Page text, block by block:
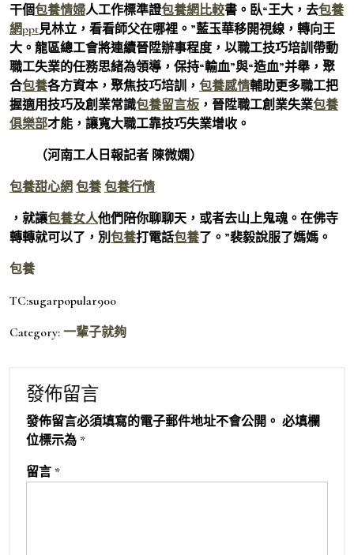
干個包養情婦人工作標準證包養網比較書。臥“王大，去包養
網ppt見林立，看看師父在哪裡。”藍玉華移開視線，轉向王
大。龍區總工會將連續晉陞辦事程度，以職工技巧培訓帶動
職工失業的任務思緒為領導，保持“輸血”與“造血”并舉，聚
合包養各方資本，聚焦技巧培訓， 包養感情輔助更多職工把
握適用技巧及創業常識包養留言板 ，晉陞職工創業失業包養
俱樂部才能，讓寬大職工靠技巧失業增收。
（河南工人日報記者 陳微嫻）
包養甜心網 包養 包養行情
，就讓包養女人他們陪你聊聊天，或者去山上鬼魂。在佛寺
轉轉就可以了，別 包養打電話包養了。”裴毅說服了媽媽。
包養
TC:sugarpopular900
Category: 一輩子就夠
發佈留言
發佈留言必須填寫的電子郵件地址不會公開。 必填欄
位標示為 *
留言 *